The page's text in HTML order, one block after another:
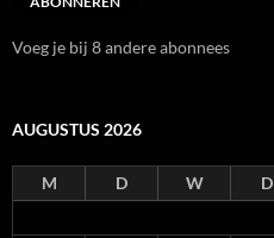
Voeg je bij 8 andere abonnees
AUGUSTUS 2026
M D W D